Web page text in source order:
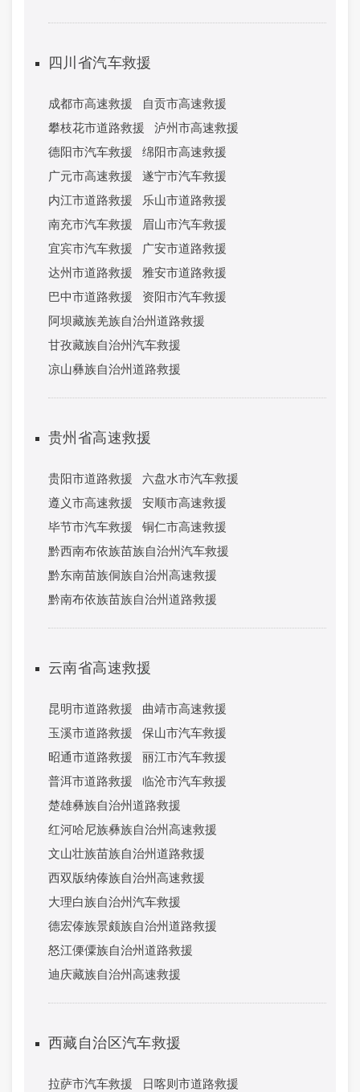
四川省汽车救援
成都市高速救援
自贡市高速救援
攀枝花市道路救援
泸州市高速救援
德阳市汽车救援
绵阳市高速救援
广元市高速救援
遂宁市汽车救援
内江市道路救援
乐山市道路救援
南充市汽车救援
眉山市汽车救援
宜宾市汽车救援
广安市道路救援
达州市道路救援
雅安市道路救援
巴中市道路救援
资阳市汽车救援
阿坝藏族羌族自治州道路救援
甘孜藏族自治州汽车救援
凉山彝族自治州道路救援
贵州省高速救援
贵阳市道路救援
六盘水市汽车救援
遵义市高速救援
安顺市高速救援
毕节市汽车救援
铜仁市高速救援
黔西南布依族苗族自治州汽车救援
黔东南苗族侗族自治州高速救援
黔南布依族苗族自治州道路救援
云南省高速救援
昆明市道路救援
曲靖市高速救援
玉溪市道路救援
保山市汽车救援
昭通市道路救援
丽江市汽车救援
普洱市道路救援
临沧市汽车救援
楚雄彝族自治州道路救援
红河哈尼族彝族自治州高速救援
文山壮族苗族自治州道路救援
西双版纳傣族自治州高速救援
大理白族自治州汽车救援
德宏傣族景颇族自治州道路救援
怒江傈僳族自治州道路救援
迪庆藏族自治州高速救援
西藏自治区汽车救援
拉萨市汽车救援
日喀则市道路救援